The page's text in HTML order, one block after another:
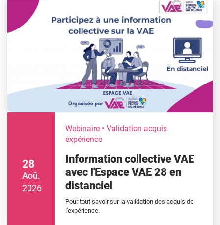
28
Aoû.
2026
Webinaire
Validation acquis
expérience
Information collective VAE
avec l'Espace VAE 28 en
distanciel
Pour tout savoir sur la validation des acquis de
l'expérience.